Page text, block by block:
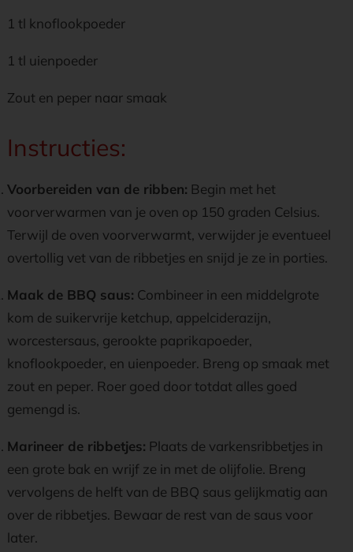
1 tl knoflookpoeder
1 tl uienpoeder
Zout en peper naar smaak
Instructies:
Voorbereiden van de ribben: Begin met het
voorverwarmen van je oven op 150 graden Celsius.
Terwijl de oven voorverwarmt, verwijder je eventueel
overtollig vet van de ribbetjes en snijd je ze in porties.
Maak de BBQ saus: Combineer in een middelgrote
kom de suikervrije ketchup, appelciderazijn,
worcestersaus, gerookte paprikapoeder,
knoflookpoeder, en uienpoeder. Breng op smaak met
zout en peper. Roer goed door totdat alles goed
gemengd is.
Marineer de ribbetjes: Plaats de varkensribbetjes in
een grote bak en wrijf ze in met de olijfolie. Breng
vervolgens de helft van de BBQ saus gelijkmatig aan
over de ribbetjes. Bewaar de rest van de saus voor
later.